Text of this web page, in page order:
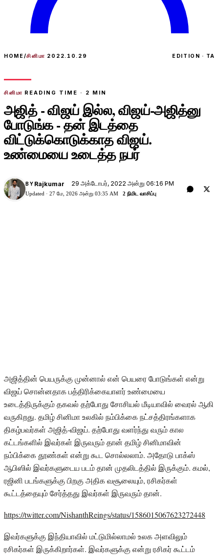
HOME/சினிமா 2022.10.29 EDITION · TA
சினிமா READING TIME · 2 MIN
அஜித் - விஜய் இல்ல, விஜய்-அஜித்னு
போடுங்க - தன் இடத்தை
விட்டுக்கொடுக்காத விஜய்.
உண்மையை உடைத்த நபர்
BY Rajkumar 29 அக்டோபர், 2022 அன்று 06:16 PM
Updated · 27 மே, 2026 அன்று 03:35 AM 2 நிமிட வாசிப்பு
அஜித்தின் பெயருக்கு முன்னால் என் பெயரை போடுங்கள் என்று
விஜய் சொன்னதாக பத்திரிக்கையாளர் உண்மையை
உடைத்திருக்கும் தகவல் தற்போது சோசியல் மீடியாவில் வைரல் ஆகி
வருகிறது. தமிழ் சினிமா உலகில் நம்பிக்கை நட்சத்திரங்களாக
திகழ்பவர்கள் அஜித்-விஜய். தற்போது வளர்ந்து வரும் கால
கட்டங்களில் இவர்கள் இருவரும் தான் தமிழ் சினிமாவின்
நம்பிக்கை தூண்கள் என்று கூட சொல்லலாம். அதோடு பாக்ஸ்
ஆபிஸில் இவர்களுடைய படம் தான் முதலிடத்தில் இருக்கும். கமல்,
ரஜினி படங்களுக்கு பிறகு அதிக வசூலையும், ரசிகர்கள்
கூட்டத்தையும் சேர்த்தது இவர்கள் இருவரும் தான்.
https://twitter.com/NishanthReings/status/1586015067623272448
இவர்களுக்கு இந்தியாவில் மட்டுமில்லாமல் உலக அளவிலும்
ரசிகர்கள் இருக்கிறார்கள். இவர்களுக்கு என்று ரசிகர் கூட்டம்